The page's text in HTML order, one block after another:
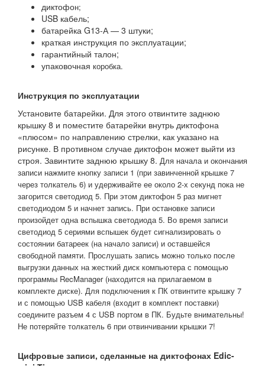
диктофон;
USB кабель;
батарейка G13-А — 3 штуки;
краткая инструкция по эксплуатации;
гарантийный талон;
упаковочная коробка.
Инструкция по эксплуатации
Установите батарейки. Для этого отвинтите заднюю
крышку 8 и поместите батарейки внутрь диктофона
«плюсом» по направлению стрелки, как указано на
рисунке. В противном случае диктофон может выйти из
строя. Завинтите заднюю крышку 8. Для начала и окончания
записи нажмите кнопку записи 1 (при завинченной крышке 7
через толкатель 6) и удерживайте ее около 2-х секунд пока не
загорится светодиод 5. При этом диктофон 5 раз мигнет
светодиодом 5 и начнет запись. При остановке записи
произойдет одна вспышка светодиода 5. Во время записи
светодиод 5 сериями вспышек будет сигнализировать о
состоянии батареек (на начало записи) и оставшейся
свободной памяти. Прослушать запись можно только после
выгрузки данных на жесткий диск компьютера с помощью
программы RecManager (находится на прилагаемом в
комплекте диске). Для подключения к ПК отвинтите крышку 7
и с помощью USB кабеля (входит в комплект поставки)
соедините разъем 4 с USB портом в ПК. Будьте внимательны!
Не потеряйте толкатель 6 при отвинчивании крышки 7!
Цифровые записи, сделанные на диктофонах Edic-